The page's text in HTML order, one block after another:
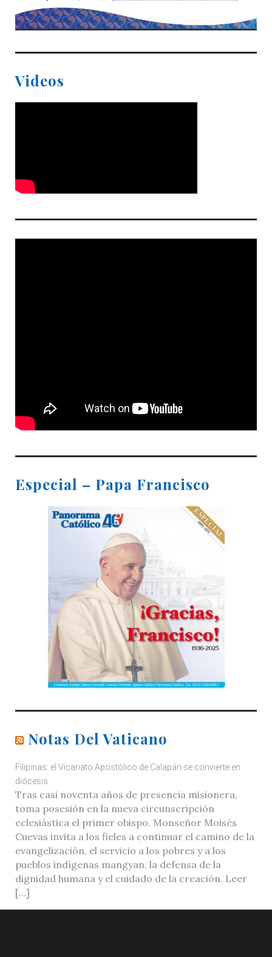
Videos
Especial – Papa Francisco
Notas Del Vaticano
Filipinas: el Vicariato Apostólico de Calapán se convierte en
diócesis
Tras casi noventa años de presencia misionera,
toma posesión en la nueva circunscripción
eclesiástica el primer obispo. Monseñor Moisés
Cuevas invita a los fieles a continuar el camino de la
evangelización, el servicio a los pobres y a los
pueblos indígenas mangyan, la defensa de la
dignidad humana y el cuidado de la creación. Leer
[…]